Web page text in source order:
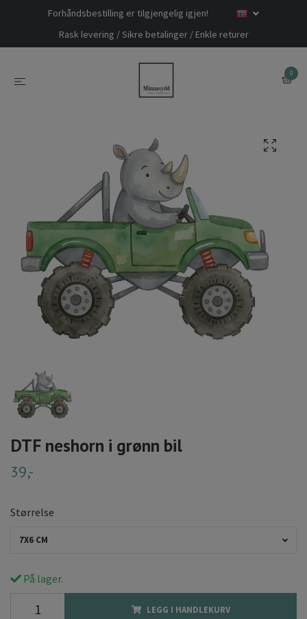
Forhåndsbestilling er tilgjengelig igjen!
Rask levering / Sikre betalinger / Enkle returer
0
DTF neshorn i grønn bil
39,-
Størrelse
7X6 CM
På lager.
LEGG I HANDLEKURV